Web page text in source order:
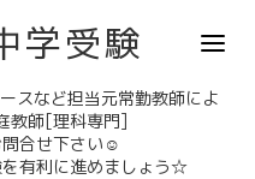
学受験
スなど担当元常勤教師によ
教師[理科専門]
合せ下さい☺
有利に進めましょう☆